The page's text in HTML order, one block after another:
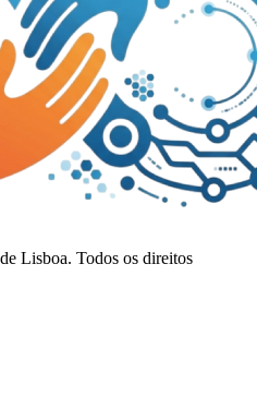
Lisboa. Todos os direitos